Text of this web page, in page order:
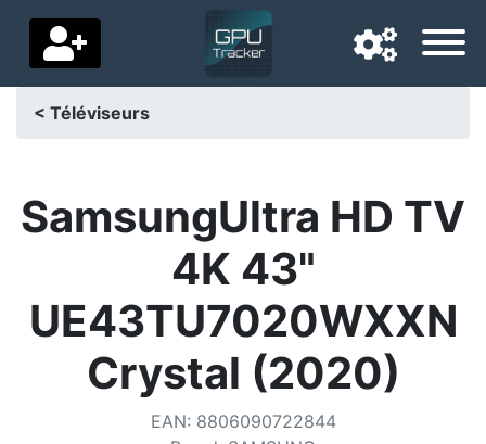
Pays de livraison
Baisses de prix
Paramètres
Soutenez-nous
< Téléviseurs
SamsungUltra HD TV
4K 43"
UE43TU7020WXXN
Crystal (2020)
EAN: 8806090722844